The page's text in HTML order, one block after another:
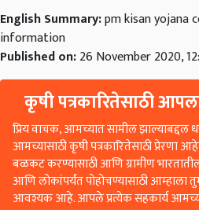
English Summary:pm kisan yojana
information
Published on:26 November 2020,
कृषी पत्रकारितेसाठी
प्रिय वाचक, आमच्यात सामील
आमच्यासाठी कृषी पत्रकारितेसाठी प्रेरणा
बळकट करण्यासाठी आणि ग्रामीण
आणि लोकांपर्यंत पोहोचण्यासाठी आम्हाला
आवश्यक आहे. आपले प्रत्येक सहकार्य